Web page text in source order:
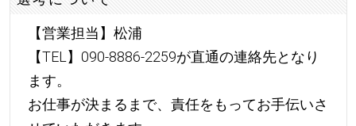
【営業担当】松浦
【TEL】090-8886-2259が直通の連絡先となり
ます。
お仕事が決まるまで、責任をもってお手伝いさ